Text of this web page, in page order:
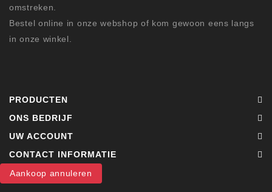
omstreken.
Bestel online in onze webshop of kom gewoon eens langs
in onze winkel.
PRODUCTEN
ONS BEDRIJF
UW ACCOUNT
CONTACT INFORMATIE
Aankoop annuleren